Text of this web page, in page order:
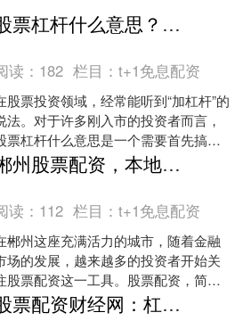
股票杠杆什么意思？融资放大收益与风险
读： 182 栏目：t+1免息配资
股票投资领域，经常能听到“加杠杆”的
法。对于许多刚入市的投资者而言，
票杠杆什么意思是一个需要首先搞清
的基础概念。简单来说，股票杠杆就
借钱炒股，用少量的....
郴州股票配资，本地正规渠道
读： 112 栏目：t+1免息配资
郴州这座充满活力的城市，随着金融
场的发展，越来越多的投资者开始关
股票配资这一工具。股票配资，简单
说，就是通过杠杆资金放大投资本
，以期获得更高收益。但面....
股票配资财经网：杠杆策略